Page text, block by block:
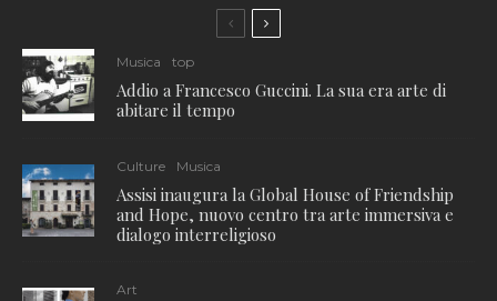
Musica top
Addio a Francesco Guccini. La sua era arte di
abitare il tempo
Culture Musica
Assisi inaugura la Global House of Friendship
and Hope, nuovo centro tra arte immersiva e
dialogo interreligioso
Art